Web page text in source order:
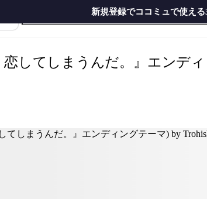
新規登録でココミュで使え
マルシィ - 願いごと (TVアニメ『どうせ、恋してしまうんだ。』エンディングテーマ) by Trohishima
してしまうんだ。』エンデ